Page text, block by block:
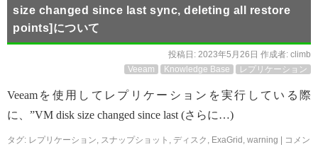
size changed since last sync, deleting all restore
points]について
投稿日: 2023年5月26日 作成者: climb
Veeam
Knowledge Base レプリケーション
Veeamを使用してレプリケーションを実行している際
に、”VM disk size changed since last (さらに…)
タグ: レプリケーション, スナップショット , ディスク , ExaGrid , warning
コメン